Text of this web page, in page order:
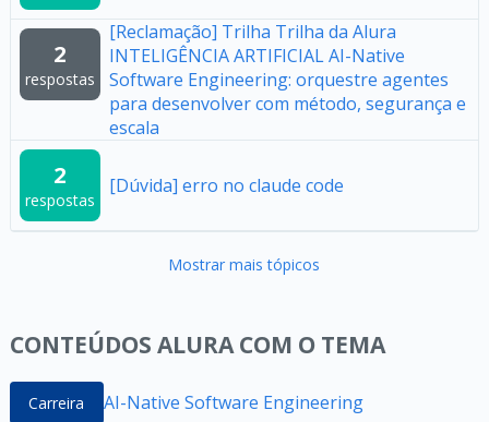
2
respostas
[Reclamação] Trilha Trilha da Alura
INTELIGÊNCIA ARTIFICIAL AI-Native
Software Engineering: orquestre agentes
para desenvolver com método, segurança e
escala
2
respostas
[Dúvida] erro no claude code
Mostrar mais tópicos
CONTEÚDOS ALURA COM O TEMA
Carreira AI-Native Software Engineering